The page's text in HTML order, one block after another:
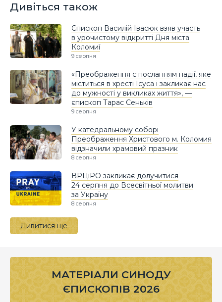
Дивіться також
Єпископ Василій Івасюк взяв участь
в урочистому відкритті Дня міста
Коломиї
9 серпня
«Преображення є посланням надії, яке
міститься в хресті Ісуса і закликає нас
до мужності у викликах життя», —
єпископ Тарас Сеньків
9 серпня
У катедральному соборі
Преображення Христового м. Коломия
відзначили храмовий празник
8 серпня
ВРЦіРО закликає долучитися
24 серпня до Всесвітньої молитви
за Україну
8 серпня
Дивитися ще
МАТЕРІАЛИ СИНОДУ
ЄПИСКОПІВ 2026